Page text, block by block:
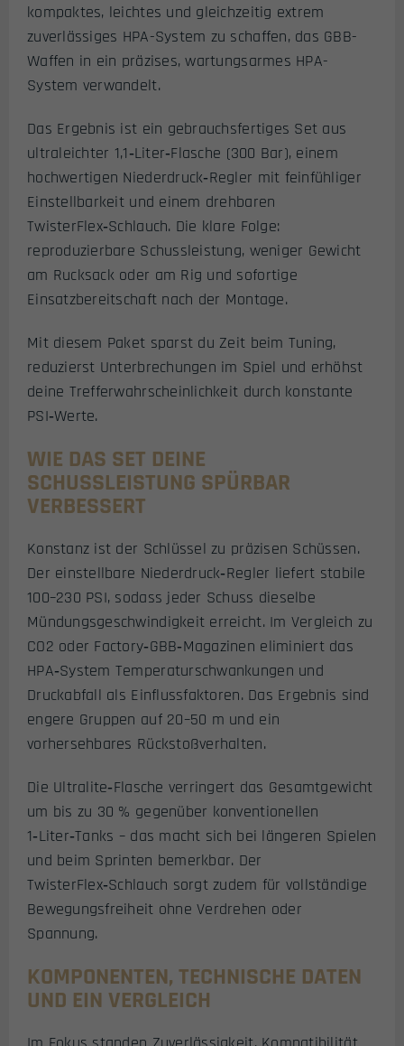
kompaktes, leichtes und gleichzeitig extrem
zuverlässiges HPA-System zu schaffen, das GBB-
Waffen in ein präzises, wartungsarmes HPA-
System verwandelt.
Das Ergebnis ist ein gebrauchsfertiges Set aus
ultraleichter 1,1‑Liter‑Flasche (300 Bar), einem
hochwertigen Niederdruck‑Regler mit feinfühliger
Einstellbarkeit und einem drehbaren
TwisterFlex‑Schlauch. Die klare Folge:
reproduzierbare Schussleistung, weniger Gewicht
am Rucksack oder am Rig und sofortige
Einsatzbereitschaft nach der Montage.
Mit diesem Paket sparst du Zeit beim Tuning,
reduzierst Unterbrechungen im Spiel und erhöhst
deine Trefferwahrscheinlichkeit durch konstante
PSI‑Werte.
WIE DAS SET DEINE
SCHUSSLEISTUNG SPÜRBAR
VERBESSERT
Konstanz ist der Schlüssel zu präzisen Schüssen.
Der einstellbare Niederdruck‑Regler liefert stabile
100–230 PSI, sodass jeder Schuss dieselbe
Mündungsgeschwindigkeit erreicht. Im Vergleich zu
CO2 oder Factory‑GBB‑Magazinen eliminiert das
HPA‑System Temperaturschwankungen und
Druckabfall als Einflussfaktoren. Das Ergebnis sind
engere Gruppen auf 20–50 m und ein
vorhersehbares Rückstoßverhalten.
Die Ultralite‑Flasche verringert das Gesamtgewicht
um bis zu 30 % gegenüber konventionellen
1‑Liter‑Tanks – das macht sich bei längeren Spielen
und beim Sprinten bemerkbar. Der
TwisterFlex‑Schlauch sorgt zudem für vollständige
Bewegungsfreiheit ohne Verdrehen oder
Spannung.
KOMPONENTEN, TECHNISCHE DATEN
UND EIN VERGLEICH